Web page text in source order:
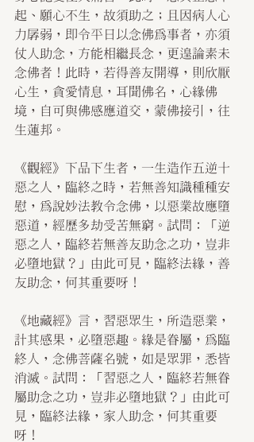
起、願心不生，故須助之；且因病人心
力孱弱，即令平日以念佛為事者，亦須
仗人助念，方能相繼長念，更遑論素未
念佛者！此時，若得善友開導，則欣厭
心生，貪愛情息，耳聞佛名，心緣佛
境，自可與佛感應道交，蒙佛接引，往
生蓮邦。
《觀經》下品下生者，一生造作五逆十
惡之人，臨終之時，若無善知識種種安
慰，為說妙法教令念佛，以惡業故應墮
惡道，經歷多劫受苦無窮。試問：「逆
惡之人，臨終若無善友助念之功，豈非
必墮地獄？」由此可見，臨終法緣，善
友助念，何其重要呀！
《地藏經》言，習惡眾生，所造惡業，
計其感果，必墮惡趣。緣是眷屬，為臨
終人，念佛菩薩名號，如是眾罪，悉皆
消滅。試問：「習惡之人，臨終若無眷
屬助念之功，豈非必墮地獄？」由此可
見，臨終法緣，家人助念，何其重要
呀！